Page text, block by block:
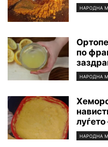
НАРОДНА
по
НАРОДНА
луѓето
НАРОДНА